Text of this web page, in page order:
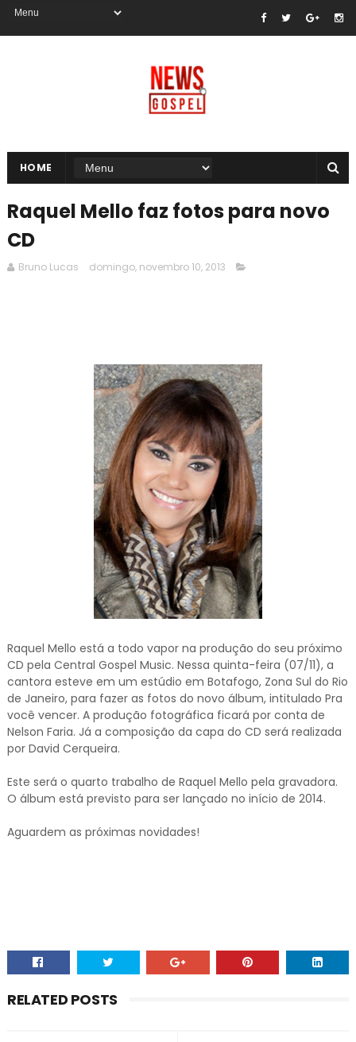
HOME
Raquel Mello faz fotos para novo
CD
Bruno Lucas domingo, novembro 10, 2013
Raquel Mello está a todo vapor na produção do seu próximo
CD pela Central Gospel Music. Nessa quinta-feira (07/11), a
cantora esteve em um estúdio em Botafogo, Zona Sul do Rio
de Janeiro, para fazer as fotos do novo álbum, intitulado Pra
você vencer. A produção fotográfica ficará por conta de
Nelson Faria. Já a composição da capa do CD será realizada
por David Cerqueira.
Este será o quarto trabalho de Raquel Mello pela gravadora.
O álbum está previsto para ser lançado no início de 2014.
Aguardem as próximas novidades!
RELATED POSTS